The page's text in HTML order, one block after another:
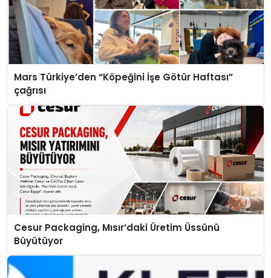
Mars Türkiye’den “Köpeğini İşe Götür Haftası”
çağrısı
Cesur Packaging, Mısır’daki Üretim Üssünü
Büyütüyor